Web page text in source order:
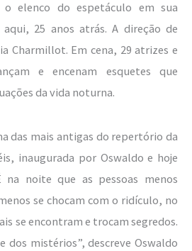
o elenco do espetáculo em sua
25 anos atrás. A direção de
Charmillot. Em cena, 29 atrizes e
e encenam esquetes que
da vida noturna.
das mais antigas do repertório da
inaugurada por Oswaldo e hoje
na noite que as pessoas menos
se chocam com o ridículo, no
se encontram e trocam segredos.
dos mistérios”, descreve Oswaldo